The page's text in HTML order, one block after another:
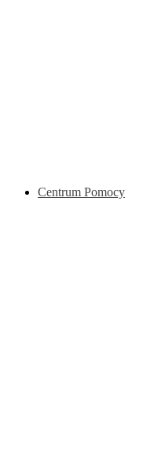
Centrum Pomocy